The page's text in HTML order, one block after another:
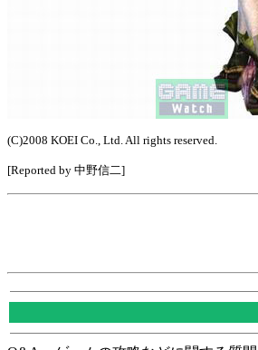
(C)2008 KOEI Co., Ltd. All rights reserved.
[Reported by 中野信二]